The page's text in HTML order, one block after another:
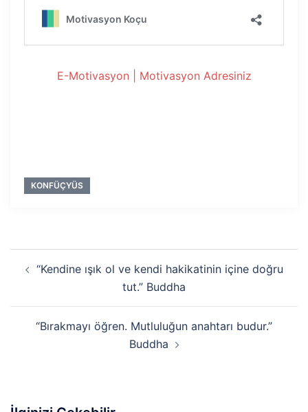
E-Motivasyon | Motivasyon Adresiniz
KONFÜÇYÜS
dolaşımı
“Kendine ışık ol ve kendi hakikatinin içine doğru
tut.” Buddha
“Bırakmayı öğren. Mutluluğun anahtarı budur.”
Buddha